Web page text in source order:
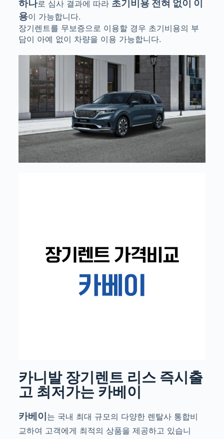
하나로 심사 결과에 따라 초기비용 전혀 없이 이
용이 가능합니다.
장기렌트를 무보증으로 이용할 경우 초기비용의 부
담이 아예 없이 차량을 이용 가능합니다.
카니발 장기렌트 리스 즉시출
고 최저가는 카베이
카베이 는 국내 최대 규모의 다양한 렌탈사 통합비
교하여 고객에게 최적의 상품을 제공하고 있습니